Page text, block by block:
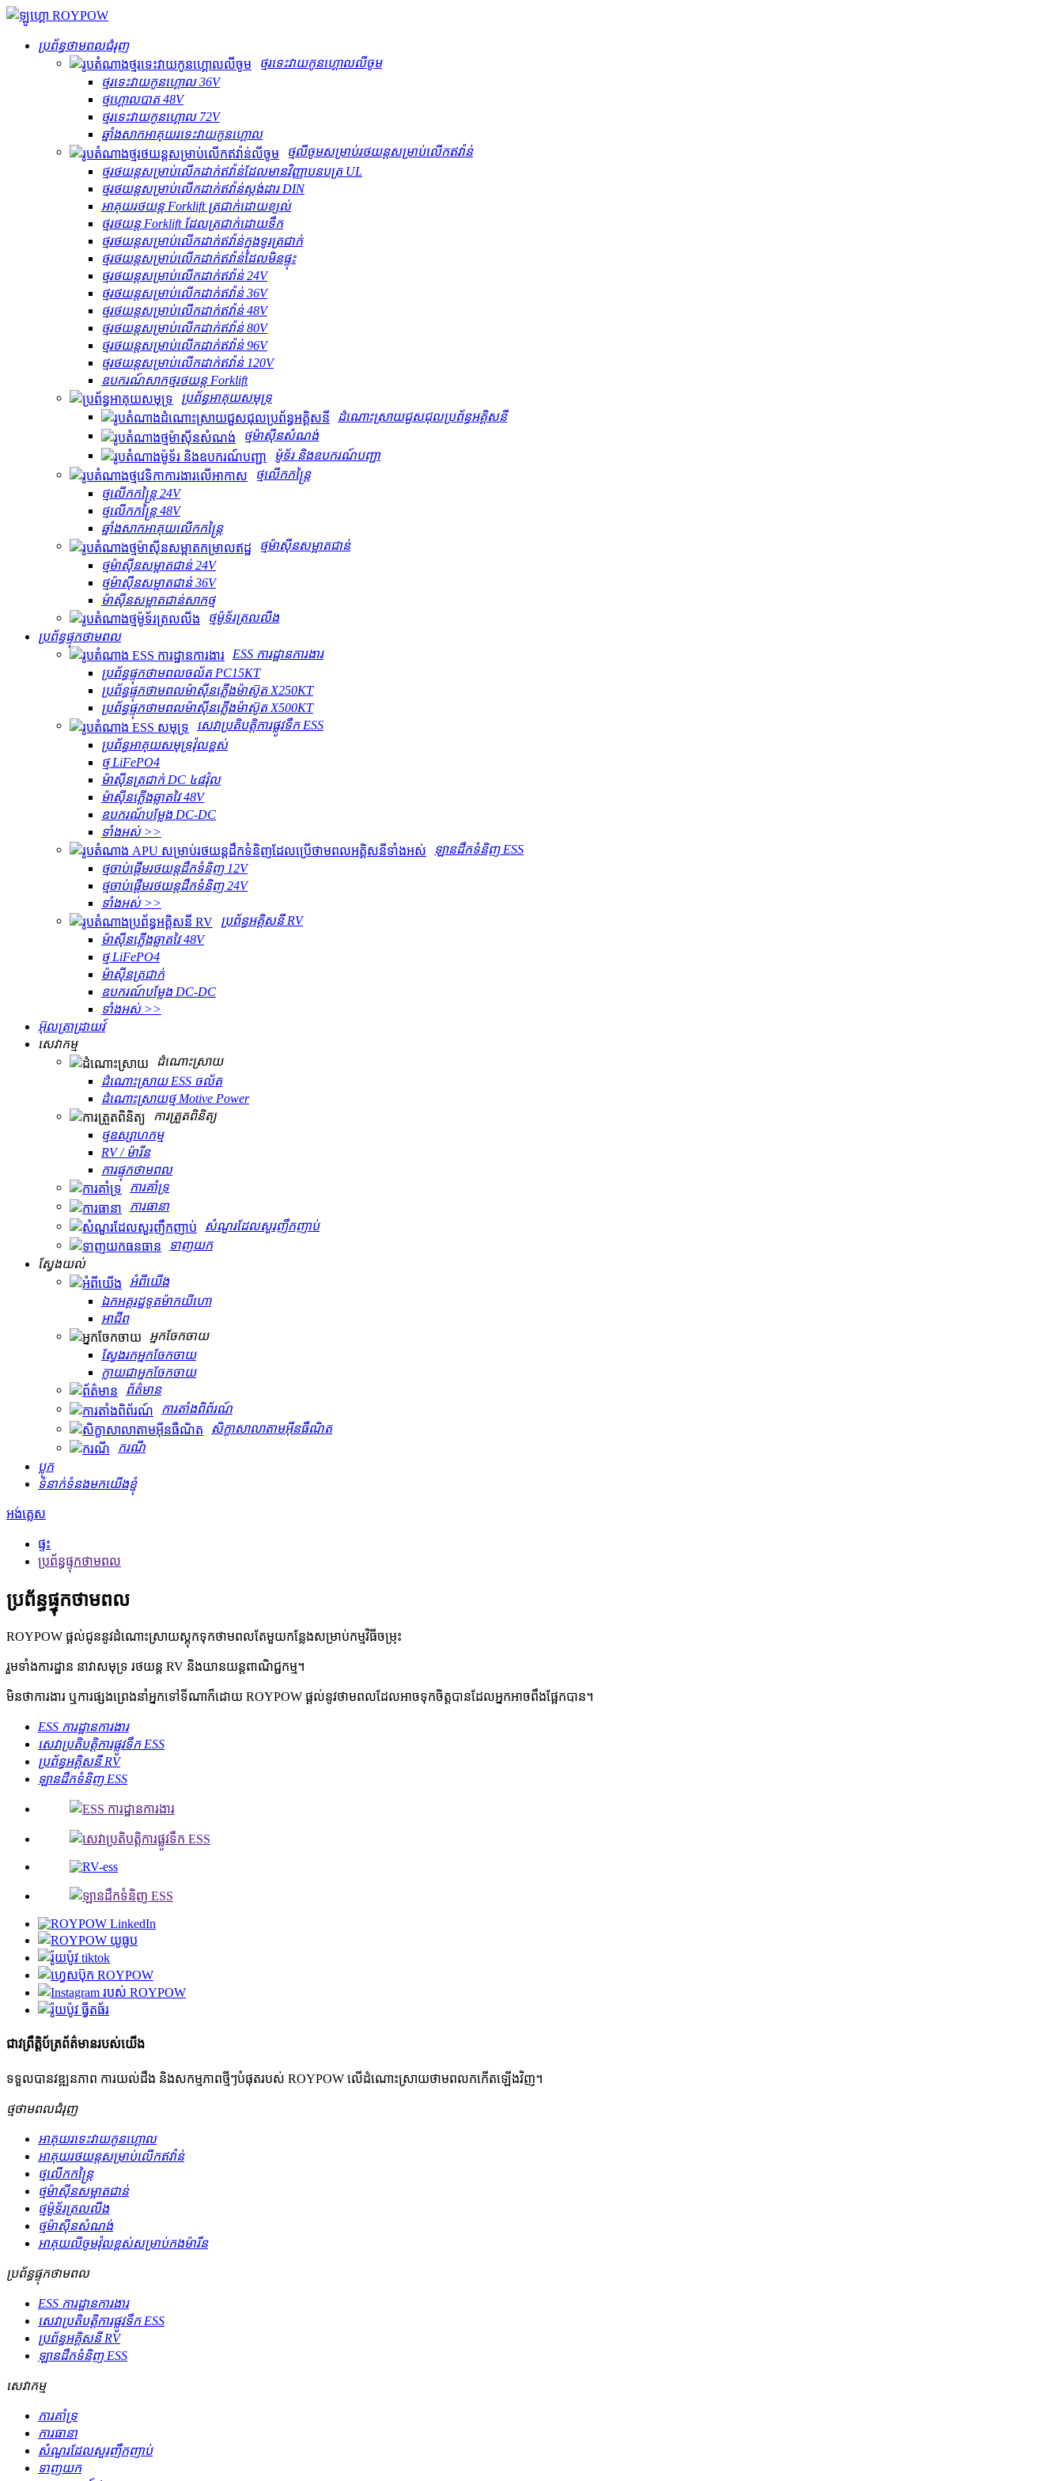
ប្រព័ន្ធថាមពលជំរុញ
ថ្មរទេះវាយកូនហ្គោលលីចូម
ថ្មរទេះវាយកូនហ្គោល 36V
ថ្ម​ហ្គោល​បាត 48V
ថ្មរទេះវាយកូនហ្គោល 72V
ឆ្នាំងសាកអាគុយរទេះវាយកូនហ្គោល
ថ្មលីចូមសម្រាប់រថយន្តសម្រាប់លើកឥវ៉ាន់
ថ្មរថយន្តសម្រាប់លើកដាក់ឥវ៉ាន់ដែលមានវិញ្ញាបនបត្រ UL
ថ្មរថយន្តសម្រាប់លើកដាក់ឥវ៉ាន់ស្តង់ដារ DIN
អាគុយរថយន្ត Forklift ត្រជាក់ដោយខ្យល់
ថ្មរថយន្ត Forklift ដែលត្រជាក់ដោយទឹក
ថ្មរថយន្តសម្រាប់លើកដាក់ឥវ៉ាន់ក្នុងទូរត្រជាក់
ថ្មរថយន្តសម្រាប់លើកដាក់ឥវ៉ាន់ដែលមិនផ្ទុះ
ថ្មរថយន្តសម្រាប់លើកដាក់ឥវ៉ាន់ 24V
ថ្មរថយន្តសម្រាប់លើកដាក់ឥវ៉ាន់ 36V
ថ្មរថយន្តសម្រាប់លើកដាក់ឥវ៉ាន់ 48V
ថ្មរថយន្តសម្រាប់លើកដាក់ឥវ៉ាន់ 80V
ថ្មរថយន្តសម្រាប់លើកដាក់ឥវ៉ាន់ 96V
ថ្មរថយន្តសម្រាប់លើកដាក់ឥវ៉ាន់ 120V
ឧបករណ៍សាកថ្មរថយន្ត Forklift
ប្រព័ន្ធអាគុយសមុទ្រ
ដំណោះស្រាយ​ជួសជុល​ប្រព័ន្ធ​អគ្គិសនី
ថ្មម៉ាស៊ីនសំណង់
ម៉ូទ័រ និងឧបករណ៍បញ្ជា
ថ្មលើកកន្ត្រៃ
ថ្មលើកកន្ត្រៃ 24V
ថ្មលើកកន្ត្រៃ 48V
ឆ្នាំងសាកអាគុយលើកកន្ត្រៃ
ថ្មម៉ាស៊ីនសម្អាតជាន់
ថ្មម៉ាស៊ីនសម្អាតជាន់ 24V
ថ្មម៉ាស៊ីនសម្អាតជាន់ 36V
ម៉ាស៊ីនសម្អាតជាន់សាកថ្ម
ថ្មម៉ូទ័រត្រលលីង
ប្រព័ន្ធផ្ទុកថាមពល
ESS ការដ្ឋានការងារ
ប្រព័ន្ធផ្ទុកថាមពលចល័ត PC15KT
ប្រព័ន្ធផ្ទុកថាមពលម៉ាស៊ីនភ្លើងម៉ាស៊ូត X250KT
ប្រព័ន្ធផ្ទុកថាមពលម៉ាស៊ីនភ្លើងម៉ាស៊ូត X500KT
សេវា​ប្រតិបត្តិការ​ផ្លូវទឹក ESS
ប្រព័ន្ធអាគុយសមុទ្រវ៉ុលខ្ពស់
ថ្ម LiFePO4
ម៉ាស៊ីនត្រជាក់ DC ៤៨វ៉ុល
ម៉ាស៊ីនភ្លើងឆ្លាតវៃ 48V
ឧបករណ៍បម្លែង DC-DC
ទាំងអស់ >>
ឡានដឹកទំនិញ ESS
ថ្មចាប់ផ្តើមរថយន្តដឹកទំនិញ 12V
ថ្មចាប់ផ្តើមរថយន្តដឹកទំនិញ 24V
ទាំងអស់ >>
ប្រព័ន្ធអគ្គិសនី RV
ម៉ាស៊ីនភ្លើងឆ្លាតវៃ 48V
ថ្ម LiFePO4
ម៉ាស៊ីនត្រជាក់
ឧបករណ៍បម្លែង DC-DC
ទាំងអស់ >>
អ៊ុលត្រាដ្រាយវ៍
សេវាកម្ម
ដំណោះស្រាយ
ដំណោះស្រាយ ESS ចល័ត
ដំណោះស្រាយថ្ម Motive Power
ការត្រួតពិនិត្យ
ថ្មឧស្សាហកម្ម
RV / ម៉ារីន
ការផ្ទុកថាមពល
ការគាំទ្រ
ការធានា
សំណួរដែលសួរញឹកញាប់
ទាញយក
ស្វែងយល់
អំពីយើង
ឯកអគ្គរដ្ឋទូតម៉ាកយីហោ
អាជីព
អ្នកចែកចាយ
ស្វែងរកអ្នកចែកចាយ
ក្លាយជាអ្នកចែកចាយ
ព័ត៌មាន
ការតាំងពិព័រណ៍
សិក្ខាសាលាតាមអ៊ីនធឺណិត
ករណី
ប្លុក
ទំនាក់ទំនងមកយើងខ្ញុំ
អង់គ្លេស
ផ្ទះ
ប្រព័ន្ធផ្ទុកថាមពល
ប្រព័ន្ធផ្ទុកថាមពល
ROYPOW ផ្តល់ជូននូវដំណោះស្រាយស្តុកទុកថាមពលតែមួយកន្លែងសម្រាប់កម្មវិធីចម្រុះ
រួមទាំងការដ្ឋាន នាវាសមុទ្រ រថយន្ត RV និងយានយន្តពាណិជ្ជកម្ម។
មិនថាការងារ ឬការផ្សងព្រេងនាំអ្នកទៅទីណាក៏ដោយ ROYPOW ផ្តល់នូវថាមពលដែលអាចទុកចិត្តបានដែលអ្នកអាចពឹងផ្អែកបាន។
ESS ការដ្ឋានការងារ
សេវា​ប្រតិបត្តិការ​ផ្លូវទឹក ESS
ប្រព័ន្ធអគ្គិសនី RV
ឡានដឹកទំនិញ ESS
ជាវព្រឹត្តិប័ត្រព័ត៌មានរបស់យើង
ទទួលបានវឌ្ឍនភាព ការយល់ដឹង និងសកម្មភាពថ្មីៗបំផុតរបស់ ROYPOW លើដំណោះស្រាយថាមពលកកើតឡើងវិញ។
ថ្មថាមពលជំរុញ
អាគុយរទេះវាយកូនហ្គោល
អាគុយរថយន្តសម្រាប់លើកឥវ៉ាន់
ថ្មលើកកន្ត្រៃ
ថ្មម៉ាស៊ីនសម្អាតជាន់
ថ្មម៉ូទ័រត្រលលីង
ថ្មម៉ាស៊ីនសំណង់
អាគុយលីចូមវ៉ុលខ្ពស់សម្រាប់កងម៉ារីន
ប្រព័ន្ធផ្ទុកថាមពល
ESS ការដ្ឋានការងារ
សេវា​ប្រតិបត្តិការ​ផ្លូវទឹក ESS
ប្រព័ន្ធអគ្គិសនី RV
ឡានដឹកទំនិញ ESS
សេវាកម្ម
ការគាំទ្រ
ការធានា
សំណួរដែលសួរញឹកញាប់
ទាញយក